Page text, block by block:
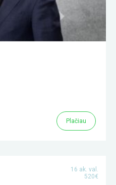
Plačiau
16 ak. val.
520€